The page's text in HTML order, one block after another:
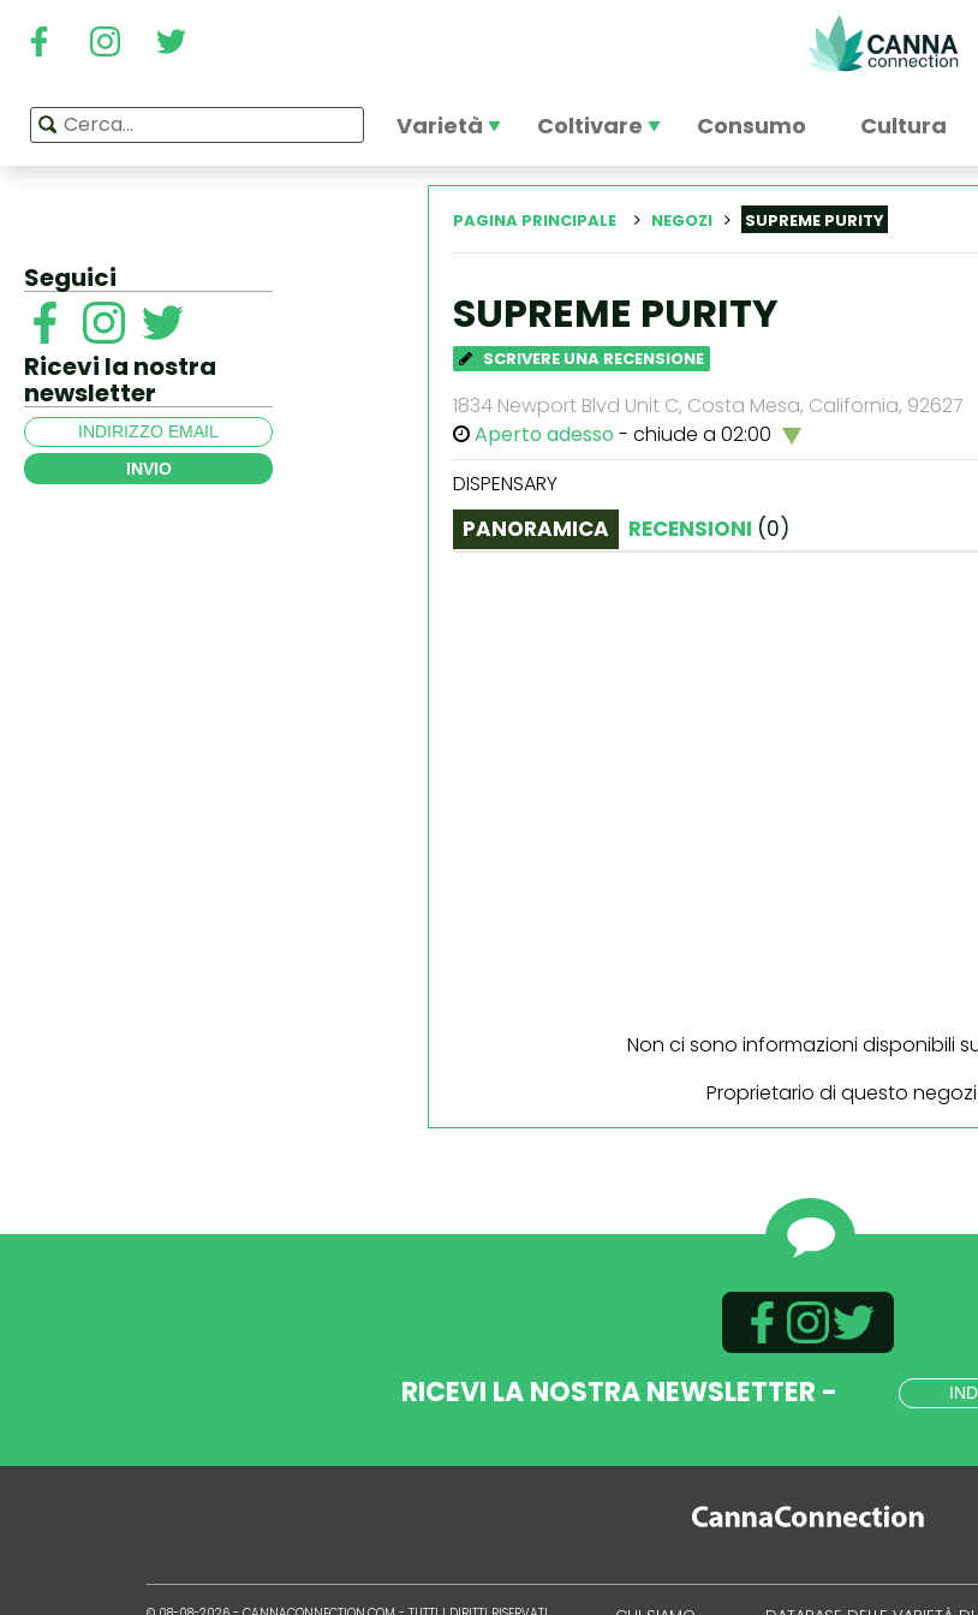
Varietà Coltivare Consumo Cultura
Seguici
Ricevi la nostra
newsletter
INVIO
PAGINA PRINCIPALE NEGOZI SUPREME PURITY
SUPREME PURITY
SCRIVERE UNA RECENSIONE
1834 Newport Blvd Unit C, Costa Mesa, California, 92627
Aperto adesso - chiude a 02:00
DISPENSARY
PANORAMICA RECENSIONI (0)
Non ci sono informazioni disponibili
Proprietario di questo
RICEVI LA NOSTRA NEWSLETTER -